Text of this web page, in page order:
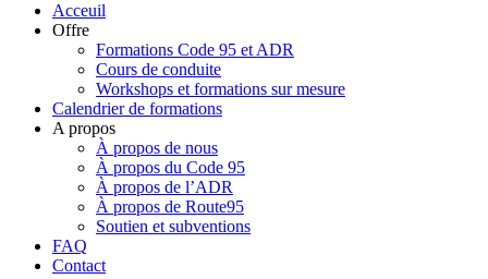
Acceuil
Offre
Formations Code 95 et ADR
Cours de conduite
Workshops et formations sur mesure
Calendrier de formations
A propos
À propos de nous
À propos du Code 95
À propos de l’ADR
À propos de Route95
Soutien et subventions
FAQ
Contact